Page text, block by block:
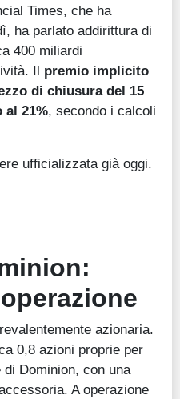
Times, che ha
ha parlato addirittura di
400 miliardi
Il premio implicito
di chiusura del 15
al 21%, secondo i calcoli
ufficializzata già oggi.
azionaria.
0,8 azioni proprie per
Dominion, con una
A operazione